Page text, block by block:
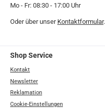
Mo - Fr: 08:30 - 17:00 Uhr
Oder über unser Kontaktformular.
Shop Service
Kontakt
Newsletter
Reklamation
Cookie-Einstellungen